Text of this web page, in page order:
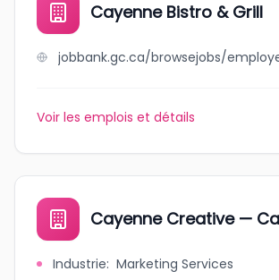
Cayenne Bistro & Grill
Voir les emplois et détails
Cayenne Creative —
Industrie: Marketing Services